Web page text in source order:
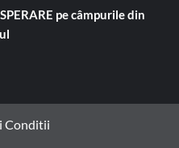
pe câmpurile din
Conditii